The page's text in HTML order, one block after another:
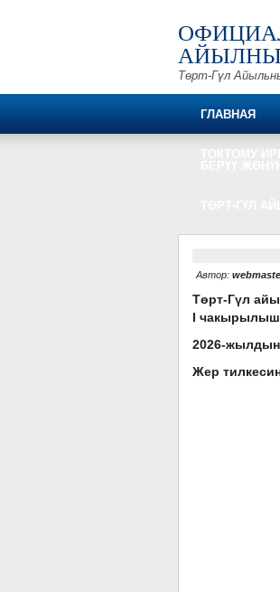
Төрт-Гүл
ГЛАВНАЯ
Автор:
Төрт-Гүл
I
2026-
Жер